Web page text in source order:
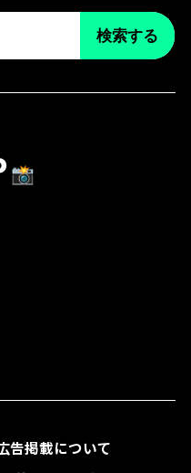
検索する
📸
告掲載について